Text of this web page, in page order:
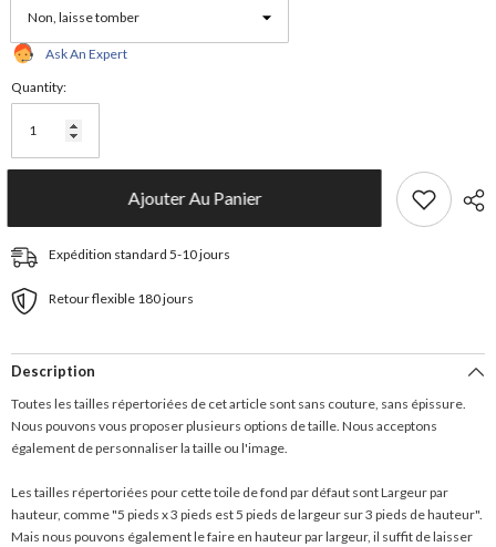
Ask An Expert
Quantity:
Ajouter Au Panier
Expédition standard 5-10 jours
Retour flexible 180 jours
Description
Toutes les tailles répertoriées de cet article sont sans couture, sans épissure.
Nous pouvons vous proposer plusieurs options de taille. Nous acceptons
également de personnaliser la taille ou l'image.
Les tailles répertoriées pour cette toile de fond par défaut sont Largeur par
hauteur, comme "5 pieds x 3 pieds est 5 pieds de largeur sur 3 pieds de hauteur".
Mais nous pouvons également le faire en hauteur par largeur, il suffit de laisser